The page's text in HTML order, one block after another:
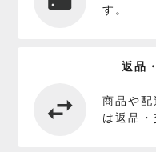
す。
返品
商品や
は返品・